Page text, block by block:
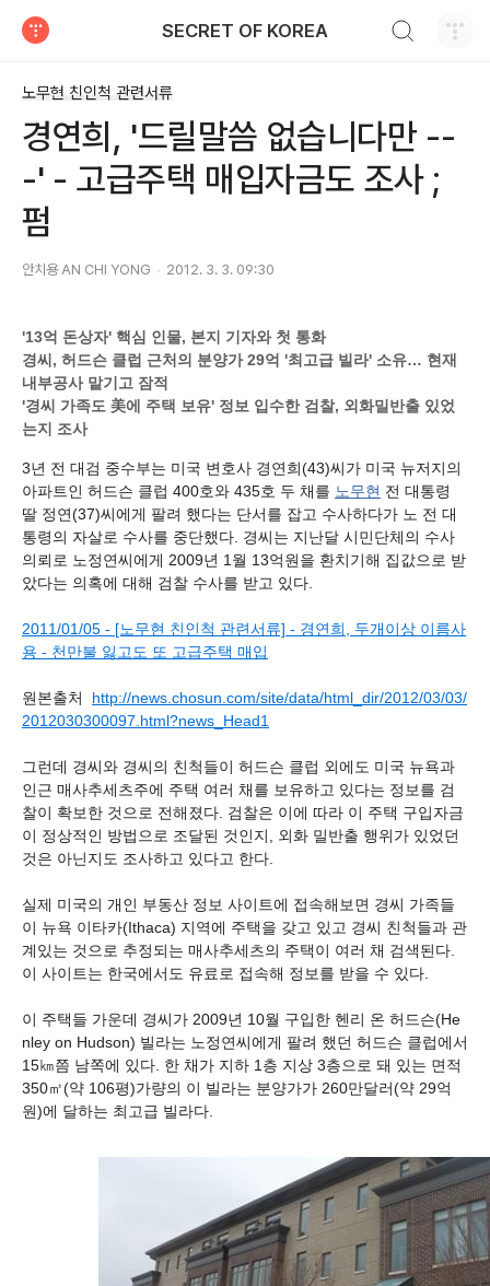
SECRET OF KOREA
노무현 친인척 관련서류
경연희, '드릴말씀 없습니다만 --
-' - 고급주택 매입자금도 조사 ;
펌
안치용 AN CHI YONG 2012. 3. 3. 09:30
'13억 돈상자' 핵심 인물, 본지 기자와 첫 통화
경씨, 허드슨 클럽 근처의 분양가 29억 '최고급 빌라' 소유… 현재
내부공사 맡기고 잠적
'경씨 가족도 美에 주택 보유' 정보 입수한 검찰, 외화밀반출 있었
는지 조사
3년 전 대검 중수부는 미국 변호사 경연희(43)씨가 미국 뉴저지의
아파트인 허드슨 클럽 400호와 435호 두 채를 노무현 전 대통령
딸 정연(37)씨에게 팔려 했다는 단서를 잡고 수사하다가 노 전 대
통령의 자살로 수사를 중단했다. 경씨는 지난달 시민단체의 수사
의뢰로 노정연씨에게 2009년 1월 13억원을 환치기해 집값으로 받
았다는 의혹에 대해 검찰 수사를 받고 있다.
2011/01/05 - [노무현 친인척 관련서류] - 경연희, 두개이상 이름사
용 - 천만불 잃고도 또 고급주택 매입
원본출처 http://news.chosun.com/site/data/html_dir/2012/03/03/
2012030300097.html?news_Head1
그런데 경씨와 경씨의 친척들이 허드슨 클럽 외에도 미국 뉴욕과
인근 매사추세츠주에 주택 여러 채를 보유하고 있다는 정보를 검
찰이 확보한 것으로 전해졌다. 검찰은 이에 따라 이 주택 구입자금
이 정상적인 방법으로 조달된 것인지, 외화 밀반출 행위가 있었던
것은 아닌지도 조사하고 있다고 한다.
실제 미국의 개인 부동산 정보 사이트에 접속해보면 경씨 가족들
이 뉴욕 이타카(Ithaca) 지역에 주택을 갖고 있고 경씨 친척들과 관
계있는 것으로 추정되는 매사추세츠의 주택이 여러 채 검색된다.
이 사이트는 한국에서도 유료로 접속해 정보를 받을 수 있다.
이 주택들 가운데 경씨가 2009년 10월 구입한 헨리 온 허드슨(He
nley on Hudson) 빌라는 노정연씨에게 팔려 했던 허드슨 클럽에서
15㎞쯤 남쪽에 있다. 한 채가 지하 1층 지상 3층으로 돼 있는 면적
350㎡(약 106평)가량의 이 빌라는 분양가가 260만달러(약 29억
원)에 달하는 최고급 빌라다.